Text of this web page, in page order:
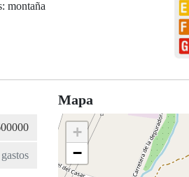
montaña
Mapa
+
−